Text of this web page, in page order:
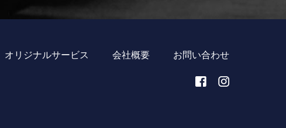
オリジナルサービス 会社概要 お問い合わせ